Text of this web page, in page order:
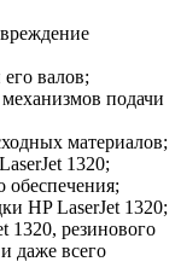
валов;
подачи
материалов;
1320;
HP LaserJet 1320;
1320, резинового
даже всего